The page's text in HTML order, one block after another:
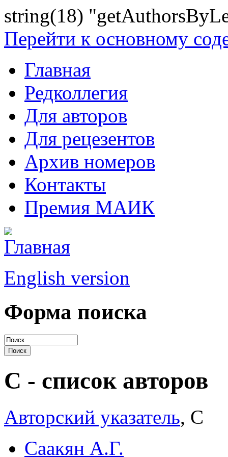
string(18)
Перейти к основному
Главная
Редколлегия
Для авторов
Для рецезентов
Архив номеров
Контакты
Премия МАИК
English version
Форма поиска
С - список авторов
Авторский указатель, С
Саакян А.Г.